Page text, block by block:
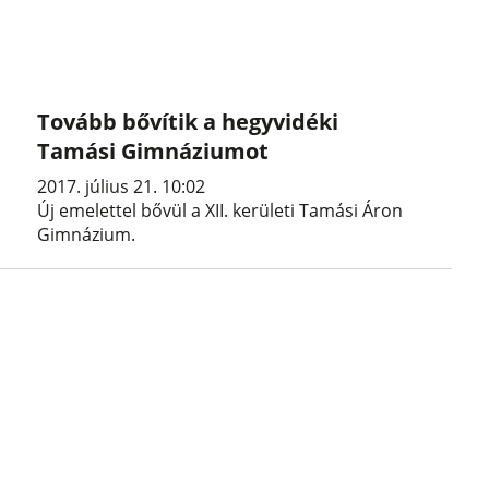
Tovább bővítik a hegyvidéki
Tamási Gimnáziumot
2017. július 21. 10:02
Új emelettel bővül a XII. kerületi Tamási Áron
Gimnázium.